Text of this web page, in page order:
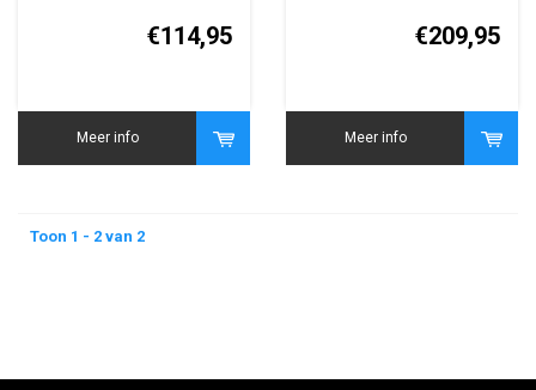
Koptelefoon Zwart
€114,95
Meer info
Noise Cancelling€209,95
Meer info
Toon 1 - 2 van 2